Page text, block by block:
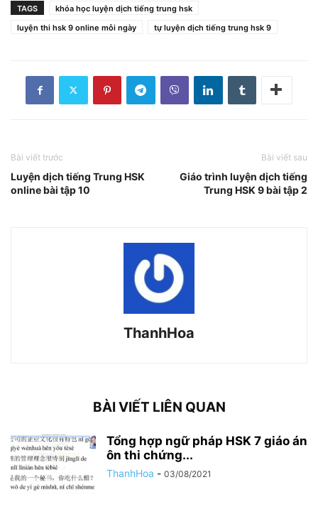
TAGS
khóa học luyện dịch tiếng trung hsk
luyện thi hsk 9 online mỗi ngày
tự luyện dịch tiếng trung hsk 9
Bài viết trước
Luyện dịch tiếng Trung HSK
online bài tập 10
Bài viết sau
Giáo trình luyện dịch tiếng
Trung HSK 9 bài tập 2
ThanhHoa
BÀI VIẾT LIÊN QUAN
Tổng hợp ngữ pháp HSK 7 giáo án
ôn thi chứng...
ThanhHoa - 03/08/2021